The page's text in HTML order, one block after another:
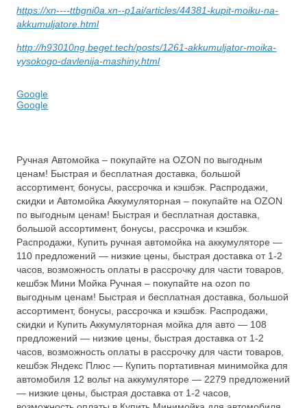
https://xn----ttbgni0a.xn--p1ai/articles/44381-kupit-moiku-na-
akkumuljatore.html
http://h93010ng.beget.tech/posts/1261-akkumuljator-moika-
vysokogo-davlenija-mashiny.html
Google
Google
Ручная Автомойка – покупайте на OZON по выгодным
ценам! Быстрая и бесплатная доставка, большой
ассортимент, бонусы, рассрочка и кэшбэк. Распродажи,
скидки и Автомойка Аккумуляторная – покупайте на OZON
по выгодным ценам! Быстрая и бесплатная доставка,
большой ассортимент, бонусы, рассрочка и кэшбэк.
Распродажи, Купить ручная автомойка на аккумуляторе —
110 предложений — низкие цены, быстрая доставка от 1-2
часов, возможность оплаты в рассрочку для части товаров,
кешбэк Мини Мойка Ручная – покупайте на ozon по
выгодным ценам! Быстрая и бесплатная доставка, большой
ассортимент, бонусы, рассрочка и кэшбэк. Распродажи,
скидки и Купить Аккумуляторная мойка для авто — 108
предложений — низкие цены, быстрая доставка от 1-2
часов, возможность оплаты в рассрочку для части товаров,
кешбэк Яндекс Плюс — Купить портативная минимойка для
автомобиля 12 вольт на аккумуляторе — 2279 предложений
— низкие цены, быстрая доставка от 1-2 часов,